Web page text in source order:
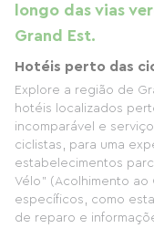
longo das vias
Grand Est.
Hotéis perto das
Explore a região de
hotéis localizados
incomparável e
ciclistas, para uma
estabelecimentos
Vélo" (Acolhimento ao
específicos, como
de reparo e